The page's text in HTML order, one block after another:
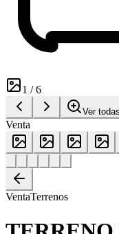
1 /6
Ver
Venta
VentaTerrenos